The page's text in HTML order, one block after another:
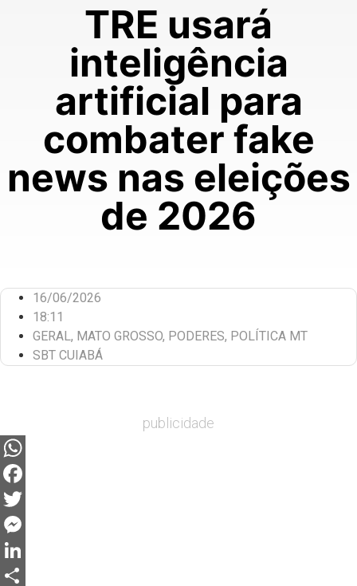
TRE usará
inteligência
artificial para
combater fake
news nas eleições
de 2026
16/06/2026
18:11
GERAL, MATO GROSSO, PODERES, POLÍTICA MT
SBT CUIABÁ
publicidade
WhatsApp
Facebook
Twitter
Messenger
LinkedIn